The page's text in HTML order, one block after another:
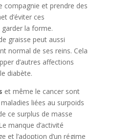
compagnie et prendre des
d’éviter ces
la forme.
graisse peut aussi
normal de ses reins. Cela
d’autres affections
diabète.
et même le cancer sont
liées au surpoids
ce surplus de masse
manque d’activité
et l’adoption d’un régime